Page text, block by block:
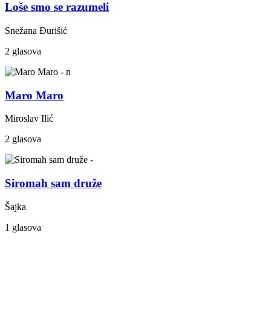
Loše smo se razumeli
Snežana Đurišić
2 glasova
Maro Maro
Miroslav Ilić
2 glasova
Siromah sam druže
Šajka
1 glasova